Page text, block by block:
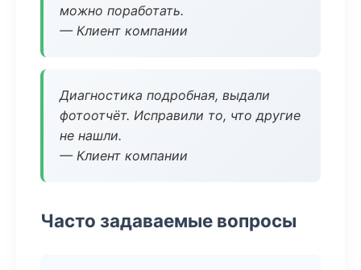
можно поработать.
— Клиент компании
Диагностика подробная, выдали
фотоотчёт. Исправили то, что другие
не нашли.
— Клиент компании
Часто задаваемые вопросы